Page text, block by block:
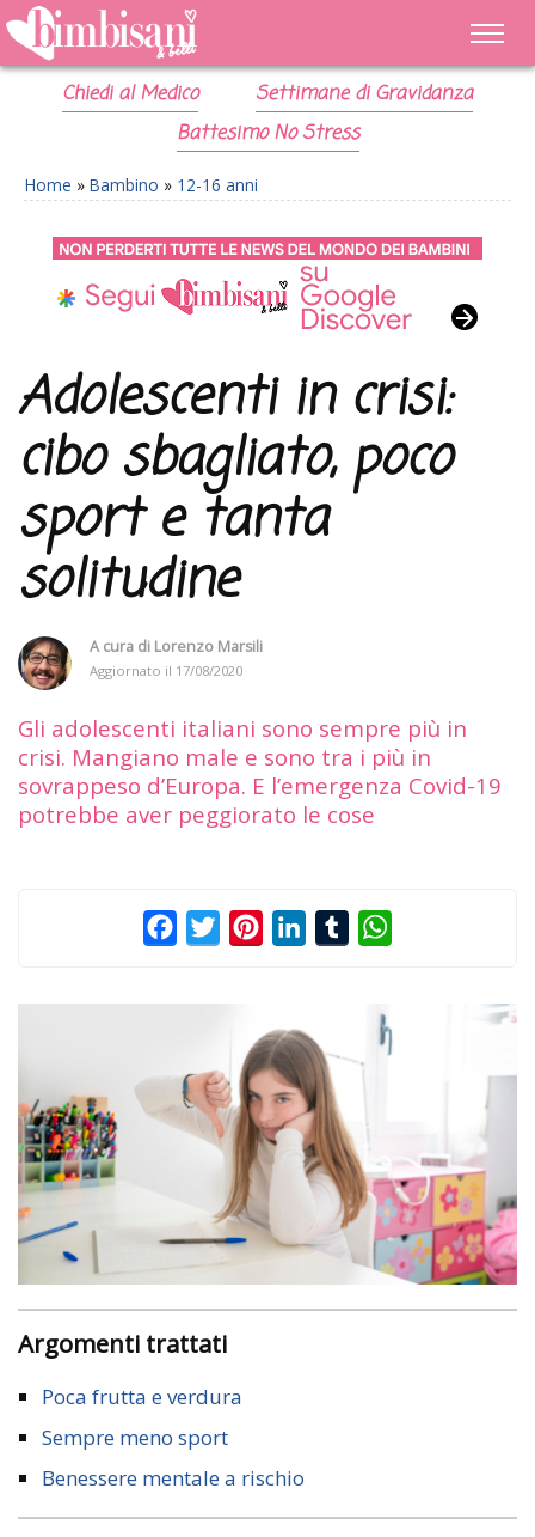
Chiedi al Medico
Settimane di Gravidanza
Battesimo No Stress
Home » Bambino » 12-16 anni
Adolescenti in crisi:
cibo sbagliato, poco
sport e tanta
solitudine
A cura di Lorenzo Marsili
Aggiornato il 17/08/2020
Gli adolescenti italiani sono sempre più in
crisi. Mangiano male e sono tra i più in
sovrappeso d’Europa. E l’emergenza Covid-19
potrebbe aver peggiorato le cose
FacebookTwitterPinterestLinkedInTumblr
Argomenti trattati
Poca frutta e verdura
Sempre meno sport
Benessere mentale a rischio